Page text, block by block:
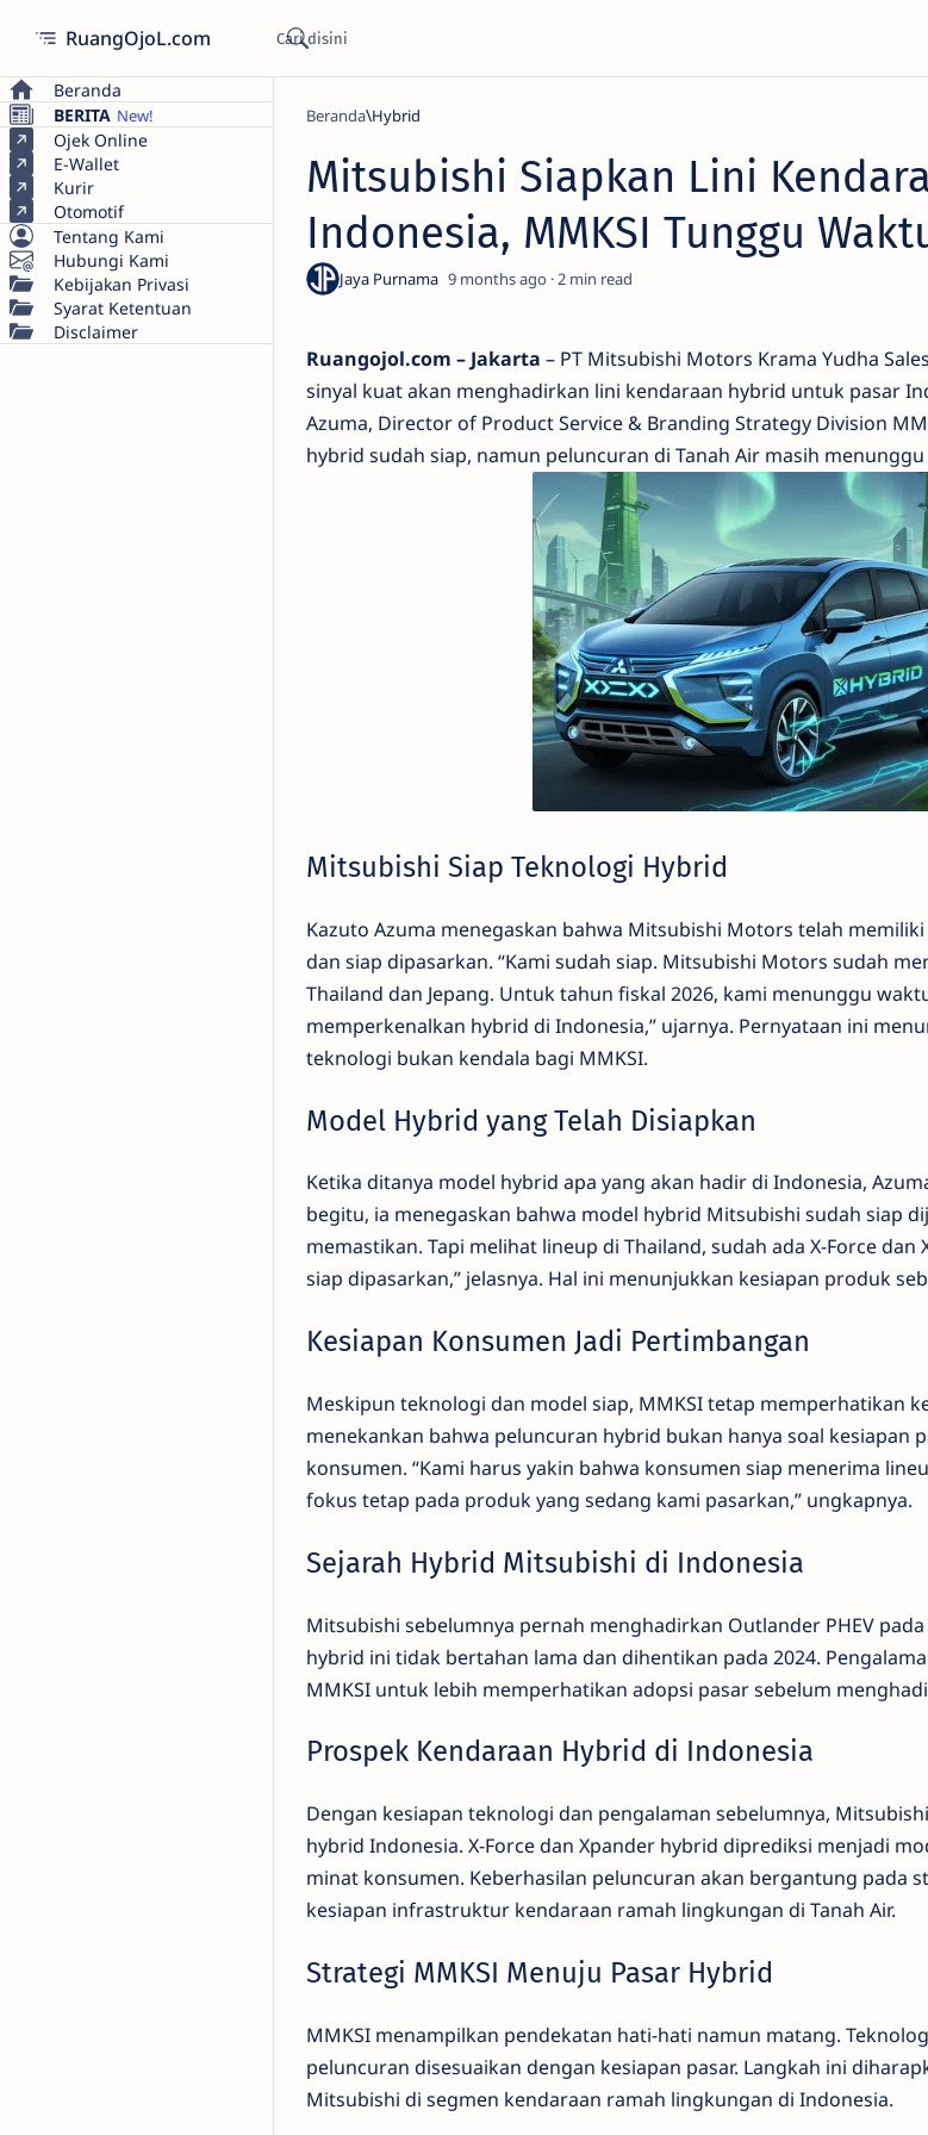
RuangOjoL.com
Beranda
BERITA
Ojek Online
E-Wallet
Kurir
Otomotif
Tentang Kami
Hubungi Kami
Kebijakan Privasi
Syarat Ketentuan
Disclaimer
Beranda Hybrid
Mitsubishi Siapkan Lini
Indonesia, MMKSI Tunggu
9 months ago 2
Ruangojol.com – Jakarta – PT Mitsubishi Motors Krama Yudha
sinyal kuat akan menghadirkan lini kendaraan hybrid untuk pasar
Azuma, Director of Product Service & Branding Strategy Division
hybrid sudah siap, namun peluncuran di Tanah Air masih
Mitsubishi Siap Teknologi Hybrid
Kazuto Azuma menegaskan bahwa Mitsubishi Motors telah
dan siap dipasarkan. “Kami sudah siap. Mitsubishi Motors sudah
Thailand dan Jepang. Untuk tahun fiskal 2026, kami menunggu
memperkenalkan hybrid di Indonesia,” ujarnya. Pernyataan ini
teknologi bukan kendala bagi MMKSI.
Model Hybrid yang Telah Disiapkan
Ketika ditanya model hybrid apa yang akan hadir di Indonesia,
begitu, ia menegaskan bahwa model hybrid Mitsubishi sudah siap
memastikan. Tapi melihat lineup di Thailand, sudah ada X-Force dan
siap dipasarkan,” jelasnya. Hal ini menunjukkan kesiapan produk
Kesiapan Konsumen Jadi Pertimbangan
Meskipun teknologi dan model siap, MMKSI tetap memperhatikan
menekankan bahwa peluncuran hybrid bukan hanya soal kesiapan
konsumen. “Kami harus yakin bahwa konsumen siap menerima
fokus tetap pada produk yang sedang kami pasarkan,” ungkapnya.
Sejarah Hybrid Mitsubishi di Indonesia
Mitsubishi sebelumnya pernah menghadirkan Outlander PHEV
hybrid ini tidak bertahan lama dan dihentikan pada 2024.
MMKSI untuk lebih memperhatikan adopsi pasar sebelum
Prospek Kendaraan Hybrid di Indonesia
Dengan kesiapan teknologi dan pengalaman sebelumnya,
hybrid Indonesia. X-Force dan Xpander hybrid diprediksi menjadi
minat konsumen. Keberhasilan peluncuran akan bergantung pada
kesiapan infrastruktur kendaraan ramah lingkungan di Tanah Air.
Strategi MMKSI Menuju Pasar Hybrid
MMKSI menampilkan pendekatan hati-hati namun matang.
peluncuran disesuaikan dengan kesiapan pasar. Langkah ini
Mitsubishi di segmen kendaraan ramah lingkungan di Indonesia.